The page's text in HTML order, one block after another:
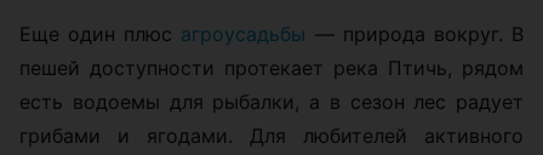
Еще один плюс агроусадьбы — природа вокруг. В
пешей доступности протекает река Птичь, рядом
есть водоемы для рыбалки, а в сезон лес радует
грибами и ягодами. Для любителей активного